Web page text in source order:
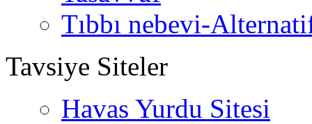
Tıbbı nebevi-
Tavsiye Siteler
Havas Yurdu Sitesi